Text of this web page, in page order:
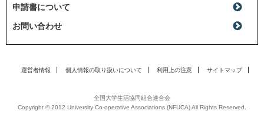
申請書について
お問い合わせ
運営者情報 個人情報の取り扱いについて 利用上の注意 サイトマップ
全国大学生活協同組合連合会
Copyright © 2012 University Co-operative Associations (NFUCA) All Rights Reserved.